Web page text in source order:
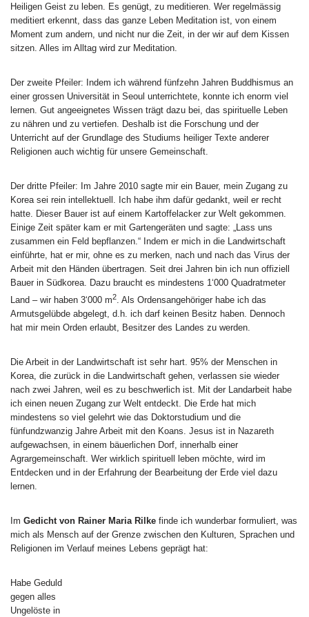
Heiligen Geist zu leben. Es genügt, zu meditieren. Wer regelmässig
meditiert erkennt, dass das ganze Leben Meditation ist, von einem
Moment zum andern, und nicht nur die Zeit, in der wir auf dem Kissen
sitzen. Alles im Alltag wird zur Meditation.
Der zweite Pfeiler: Indem ich während fünfzehn Jahren Buddhismus an
einer grossen Universität in Seoul unterrichtete, konnte ich enorm viel
lernen. Gut angeeignetes Wissen trägt dazu bei, das spirituelle Leben
zu nähren und zu vertiefen. Deshalb ist die Forschung und der
Unterricht auf der Grundlage des Studiums heiliger Texte anderer
Religionen auch wichtig für unsere Gemeinschaft.
Der dritte Pfeiler: Im Jahre 2010 sagte mir ein Bauer, mein Zugang zu
Korea sei rein intellektuell. Ich habe ihm dafür gedankt, weil er recht
hatte. Dieser Bauer ist auf einem Kartoffelacker zur Welt gekommen.
Einige Zeit später kam er mit Gartengeräten und sagte: „Lass uns
zusammen ein Feld bepflanzen.“ Indem er mich in die Landwirtschaft
einführte, hat er mir, ohne es zu merken, nach und nach das Virus der
Arbeit mit den Händen übertragen. Seit drei Jahren bin ich nun offiziell
Bauer in Südkorea. Dazu braucht es mindestens 1‘000 Quadratmeter
Land – wir haben 3‘000 m2. Als Ordensangehöriger habe ich das
Armutsgelübde abgelegt, d.h. ich darf keinen Besitz haben. Dennoch
hat mir mein Orden erlaubt, Besitzer des Landes zu werden.
Die Arbeit in der Landwirtschaft ist sehr hart. 95% der Menschen in
Korea, die zurück in die Landwirtschaft gehen, verlassen sie wieder
nach zwei Jahren, weil es zu beschwerlich ist. Mit der Landarbeit habe
ich einen neuen Zugang zur Welt entdeckt. Die Erde hat mich
mindestens so viel gelehrt wie das Doktorstudium und die
fünfundzwanzig Jahre Arbeit mit den Koans. Jesus ist in Nazareth
aufgewachsen, in einem bäuerlichen Dorf, innerhalb einer
Agrargemeinschaft. Wer wirklich spirituell leben möchte, wird im
Entdecken und in der Erfahrung der Bearbeitung der Erde viel dazu
lernen.
Im Gedicht von Rainer Maria Rilke finde ich wunderbar formuliert, was
mich als Mensch auf der Grenze zwischen den Kulturen, Sprachen und
Religionen im Verlauf meines Lebens geprägt hat:
Habe Geduld
gegen alles
Ungelöste in